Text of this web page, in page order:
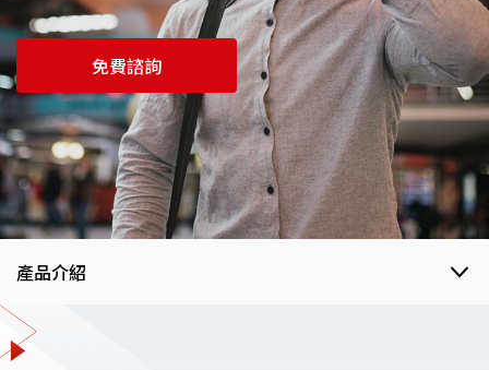
通全球...
免費諮詢
產品介紹
產品介紹